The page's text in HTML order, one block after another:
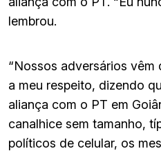
lembrou.
“Nossos adversários vêm
a meu respeito, dizendo
aliança com o PT em
canalhice sem tamanho,
políticos de celular, os